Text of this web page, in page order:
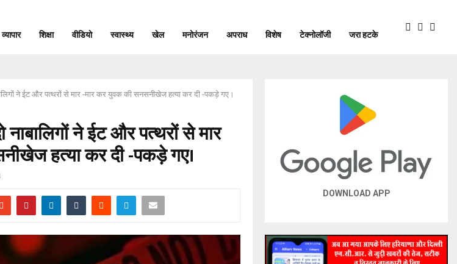
व्यापार शिक्षा वीडियो स्वास्थ्य खेल मनोरंजन अपराध विशेष टेक्नोलॉजी जरा हटके
ने ईट और पत्थरों से मार -मार कर युवक की सनसनीखेज हत्या कर दी -पकड़े गए।
नाबालिगों ने ईट और पत्थरों से मार
हत्या कर दी -पकड़े गए।
DOWNLOAD APP